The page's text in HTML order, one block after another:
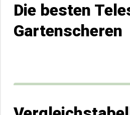
Die besten
Gartenscheren